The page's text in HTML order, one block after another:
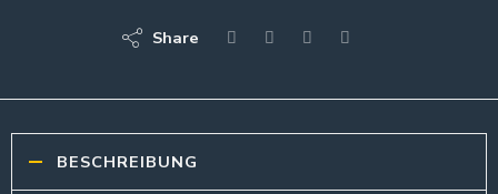
Share
BESCHREIBUNG